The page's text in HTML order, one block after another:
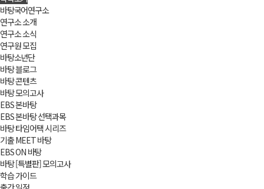
바탕국어연구소
연구소 소개
연구소 소식
연구원 모집
바탕소년단
바탕 블로그
바탕 콘텐츠
바탕 모의고사
EBS 본바탕
EBS 본바탕 선택과목
바탕 타임어택 시리즈
기출 MEET 바탕
EBS ON 바탕
바탕 [특별판] 모의고사
학습 가이드